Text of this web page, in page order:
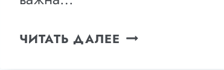
ЧИТАТЬ ДАЛЕЕ 25